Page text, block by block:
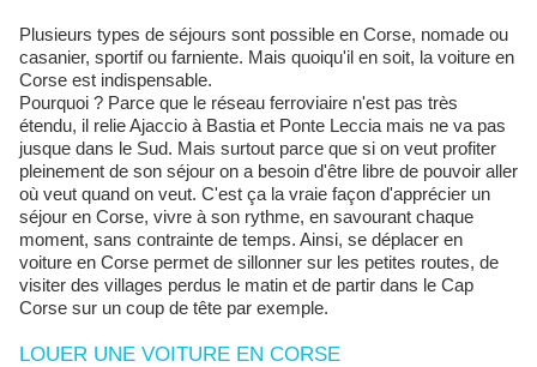
Plusieurs types de séjours sont possible en Corse, nomade ou
casanier, sportif ou farniente. Mais quoiqu'il en soit, la voiture en
Corse est indispensable.
Pourquoi ? Parce que le réseau ferroviaire n'est pas très
étendu, il relie Ajaccio à Bastia et Ponte Leccia mais ne va pas
jusque dans le Sud. Mais surtout parce que si on veut profiter
pleinement de son séjour on a besoin d'être libre de pouvoir aller
où veut quand on veut. C'est ça la vraie façon d'apprécier un
séjour en Corse, vivre à son rythme, en savourant chaque
moment, sans contrainte de temps. Ainsi, se déplacer en
voiture en Corse permet de sillonner sur les petites routes, de
visiter des villages perdus le matin et de partir dans le Cap
Corse sur un coup de tête par exemple.
LOUER UNE VOITURE EN CORSE